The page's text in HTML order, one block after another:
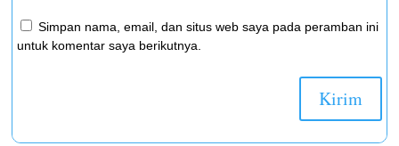
Simpan nama, email, dan situs web saya pada peramban ini
untuk komentar saya berikutnya.